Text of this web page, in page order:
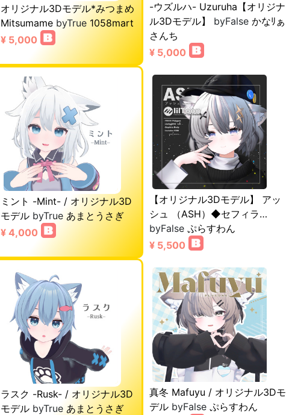
オリジナル3Dモデル*みつまめ
Mitsumame byTrue 1058mart
¥ 5,000
-ウズルハ- Uzuruha【オリジナ
ル3Dモデル】
byFalse かなﾘぁ
さんち
¥ 5,000
ミント -Mint- / オリジナル3D
モデル byTrue あまとうさぎ
¥ 4,000
【オリジナル3Dモデル】 アッ
シュ （ASH）◆セフィラ…
byFalse ぷらすわん
¥ 5,500
ラスク -Rusk- / オリジナル3D
モデル byTrue あまとうさぎ
真冬 Mafuyu / オリジナル3Dモ
デル byFalse ぷらすわん